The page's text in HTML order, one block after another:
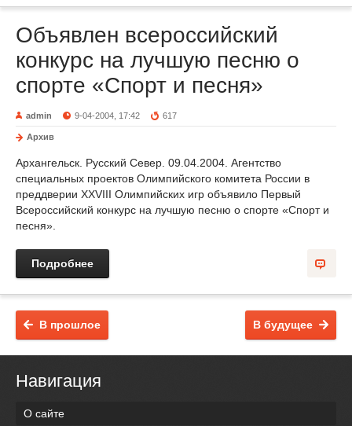
Объявлен всероссийский
конкурс на лучшую песню о
спорте «Спорт и песня»
admin 9-04-2004, 17:42 617
Архив
Архангельск. Русский Север. 09.04.2004. Агентство
специальных проектов Олимпийского комитета России в
преддверии XXVIII Олимпийских игр объявило Первый
Всероссийский конкурс на лучшую песню о спорте «Спорт и
песня».
Подробнее
В будущее
В прошлое
Навигация
О сайте